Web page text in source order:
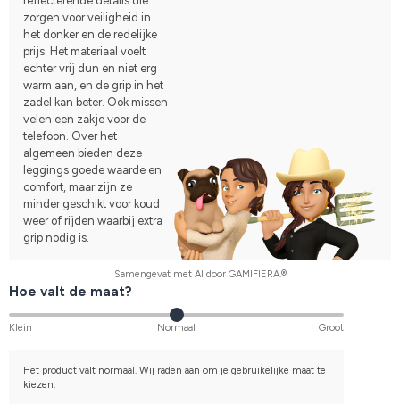
zorgen voor veiligheid in
het donker en de redelijke
prijs. Het materiaal voelt
echter vrij dun en niet erg
warm aan, en de grip in het
zadel kan beter. Ook missen
velen een zakje voor de
telefoon. Over het
algemeen bieden deze
leggings goede waarde en
comfort, maar zijn ze
minder geschikt voor koud
weer of rijden waarbij extra
grip nodig is.
Samengevat met AI door GAMIFIERA.®
Hoe valt de maat?
Klein Normaal Groot
Het product valt normaal. Wij raden aan om je gebruikelijke maat te
kiezen.